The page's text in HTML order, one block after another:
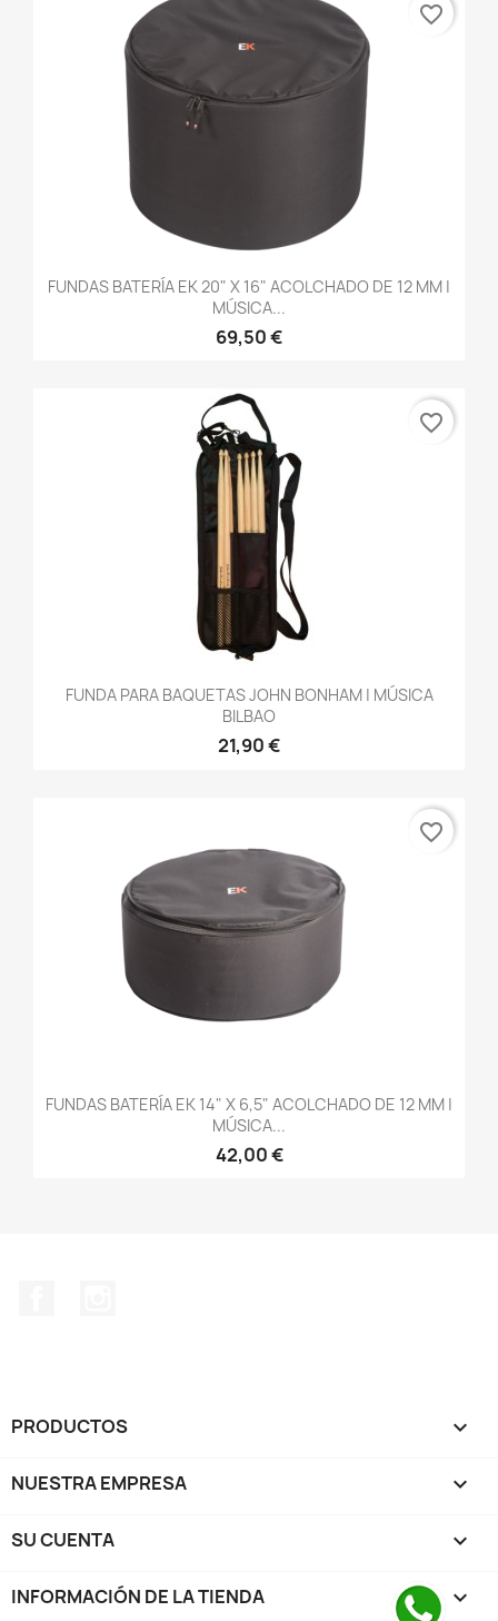
FUNDAS BATERÍA EK 20" X 16" ACOLCHADO DE 12 MM |
MÚSICA...
69,50 €
favorite_border
FUNDA PARA BAQUETAS JOHN BONHAM | MÚSICA
BILBAO
21,90 €
favorite_border
FUNDAS BATERÍA EK 14" X 6,5" ACOLCHADO DE 12 MM |
MÚSICA...
42,00 €
favorite_border
PRODUCTOS 
NUESTRA EMPRESA 
SU CUENTA 
INFORMACIÓN DE LA TIENDA keyboard_arrow_down